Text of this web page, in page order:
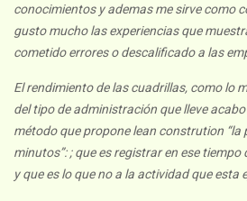
conocimientos y ademas me sirve como
gusto mucho las experiencias que
cometido errores o descalificado a las
El rendimiento de las cuadrillas, como lo
del tipo de administración que lleve
método que propone lean constrution “la
minutos”: ; que es registrar en ese tiempo
y que es lo que no a la actividad que esta